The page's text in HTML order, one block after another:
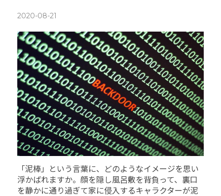
2020-08-21
「泥棒」という言葉に、どのようなイメージを思い
浮かばれますか。顔を隠し風呂敷を背負って、裏口
を静かに通り過ぎて家に侵入するキャラクターが泥